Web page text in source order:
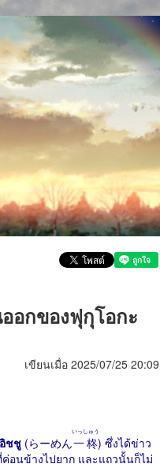
อกของฟุกุโอกะ
เขียนเมื่อ 2025/07/25 20:09
ชชู (らーめん一柊
いっしゅう
) ซึ่งได้ข่าว
อนข้างไปยาก และแถวนั้นก็ไม่